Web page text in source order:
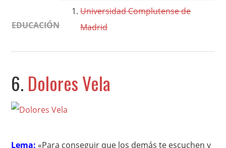
EDUCACIÓN
Universidad Complutense de
Madrid
6. Dolores Vela
Lema: «Para conseguir que los demás te escuchen y